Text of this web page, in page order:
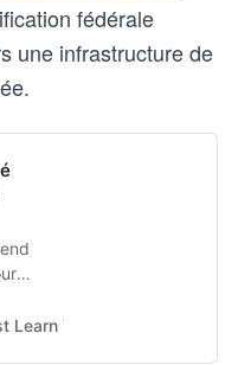
fédérale
une infrastructure de
Learn The Rules. Then Break